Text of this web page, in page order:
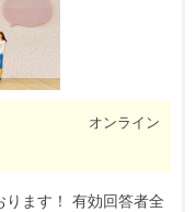
オンライン
ます！ 有効回答者全